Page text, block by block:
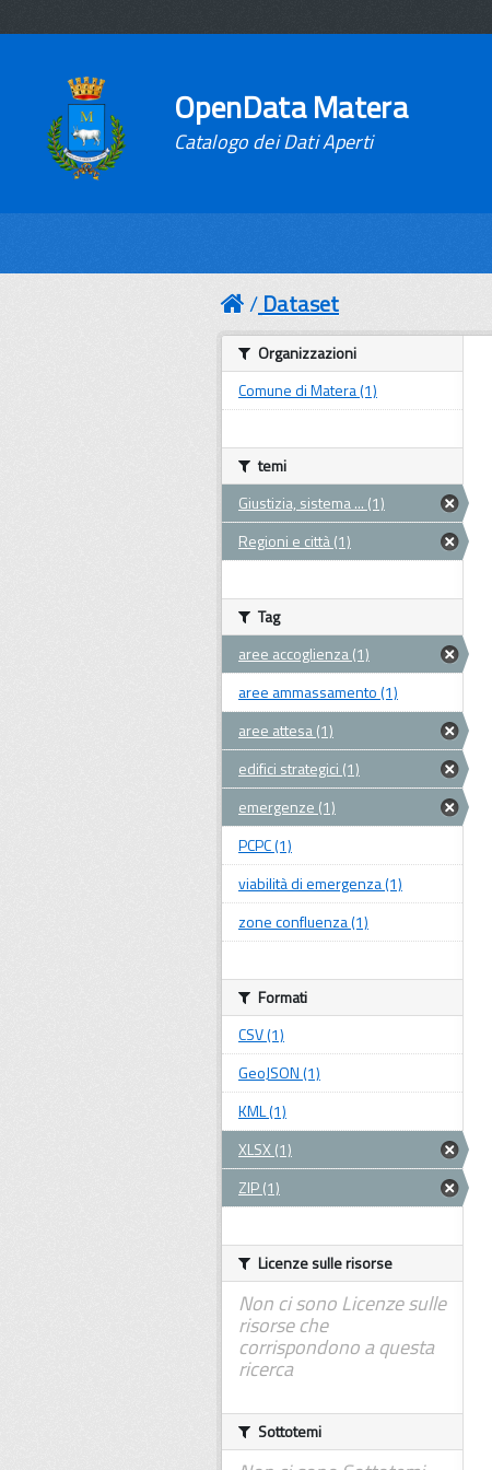
OpenData Matera
Catalogo dei Dati Aperti
Dataset
Organizzazioni
Comune di Matera (1)
temi
Giustizia, sistema ... (1)
Regioni e città (1)
Tag
aree accoglienza (1)
aree ammassamento (1)
aree attesa (1)
edifici strategici (1)
emergenze (1)
PCPC (1)
viabilità di emergenza (1)
zone confluenza (1)
Formati
CSV (1)
GeoJSON (1)
KML (1)
XLSX (1)
ZIP (1)
Licenze sulle risorse
Non ci sono Licenze sulle
risorse che
corrispondono a questa
ricerca
Sottotemi